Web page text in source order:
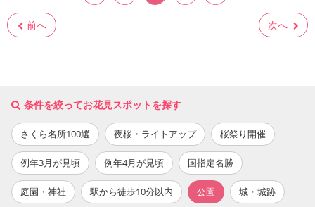
前へ 次へ
条件を絞ってお花見スポットを探す
さくら名所100選 夜桜・ライトアップ 桜祭り開催
例年3月が見頃 例年4月が見頃 国指定名勝
庭園・神社 駅から徒歩10分以内 公園 城・城跡